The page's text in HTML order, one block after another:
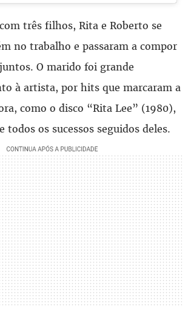
três filhos, Rita e Roberto se
no trabalho e passaram a compor
O marido foi grande
à artista, por hits que marcaram a
como o disco “Rita Lee” (1980),
todos os sucessos seguidos deles.